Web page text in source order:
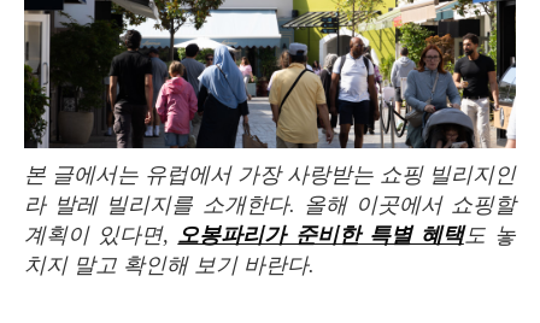
본 글에서는 유럽에서 가장 사랑받는 쇼핑 빌리지인
라 발레 빌리지를 소개한다. 올해 이곳에서 쇼핑할
계획이 있다면, 오봉파리가 준비한 특별 혜택도 놓
치지 말고 확인해 보기 바란다.